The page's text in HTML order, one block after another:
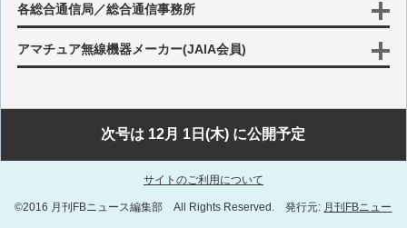
2025年3月の出題
2025年1月の出題
2022.10.3
10月号の記事をアップしました
各総合通信局／総合通信事務所
アマチュア無線機器メーカー(JAIA会員)
次号は 12月 1日(木) に公開予定
サイトのご利用について
©2016 月刊FBニュース編集部 All Rights Reserved. 発行元: 月刊FBニュー